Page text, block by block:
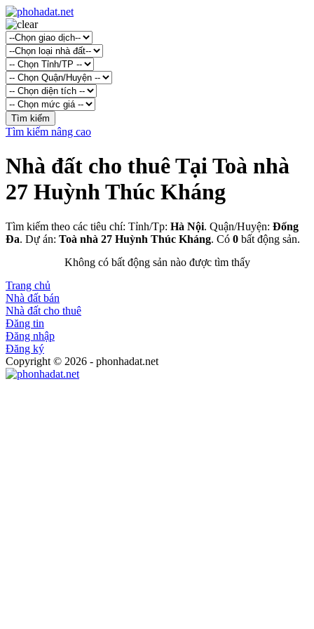
Tìm kiếm nâng cao
Nhà đất cho thuê Tại Toà nhà
27 Huỳnh Thúc Kháng
Tìm kiếm theo các tiêu chí: Tỉnh/Tp: Hà Nội. Quận/Huyện: Đống
Đa. Dự án: Toà nhà 27 Huỳnh Thúc Kháng. Có 0 bất động sản.
Không có bất động sản nào được tìm thấy
Trang chủ
Nhà đất bán
Nhà đất cho thuê
Đăng tin
Đăng nhập
Đăng ký
Copyright © 2026 - phonhadat.net